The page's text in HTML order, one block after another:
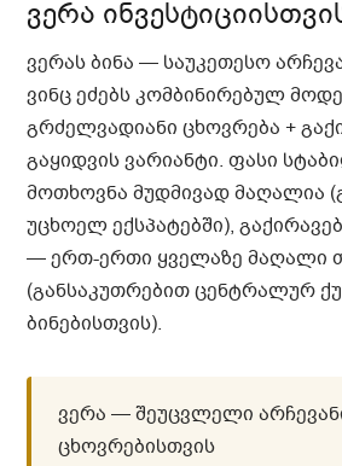
ვერა
ვერას ბინა — საუკეთესო
ვინც ეძებს კომბინირებულ
გრძელვადიანი ცხოვრება +
გაყიდვის ვარიანტი. ფასი
მოთხოვნა მუდმივად მაღალია
უცხოელ ექსპატებში),
— ერთ-ერთი ყველაზე მაღალი
(განსაკუთრებით ცენტრალურ
ბინებისთვის).
ვერა — შეუცვლელი
ცხოვრებისთვის